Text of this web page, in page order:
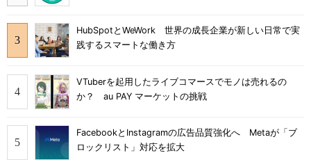
HubSpotとWeWork 世界の成長企業が新しい日常で実
践するスマートな働き方
VTuberを起用したライブコマースでモノは売れるの
か？ au PAY マーケットの挑戦
FacebookとInstagramの広告品質強化へ Metaが「ブ
ロックリスト」対応を拡大